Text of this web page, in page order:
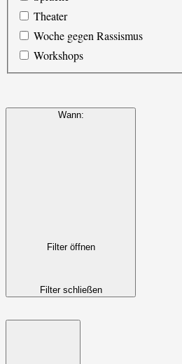
Theater
Woche gegen Rassismus
Workshops
Wann:
Filter öffnen
Filter schließen